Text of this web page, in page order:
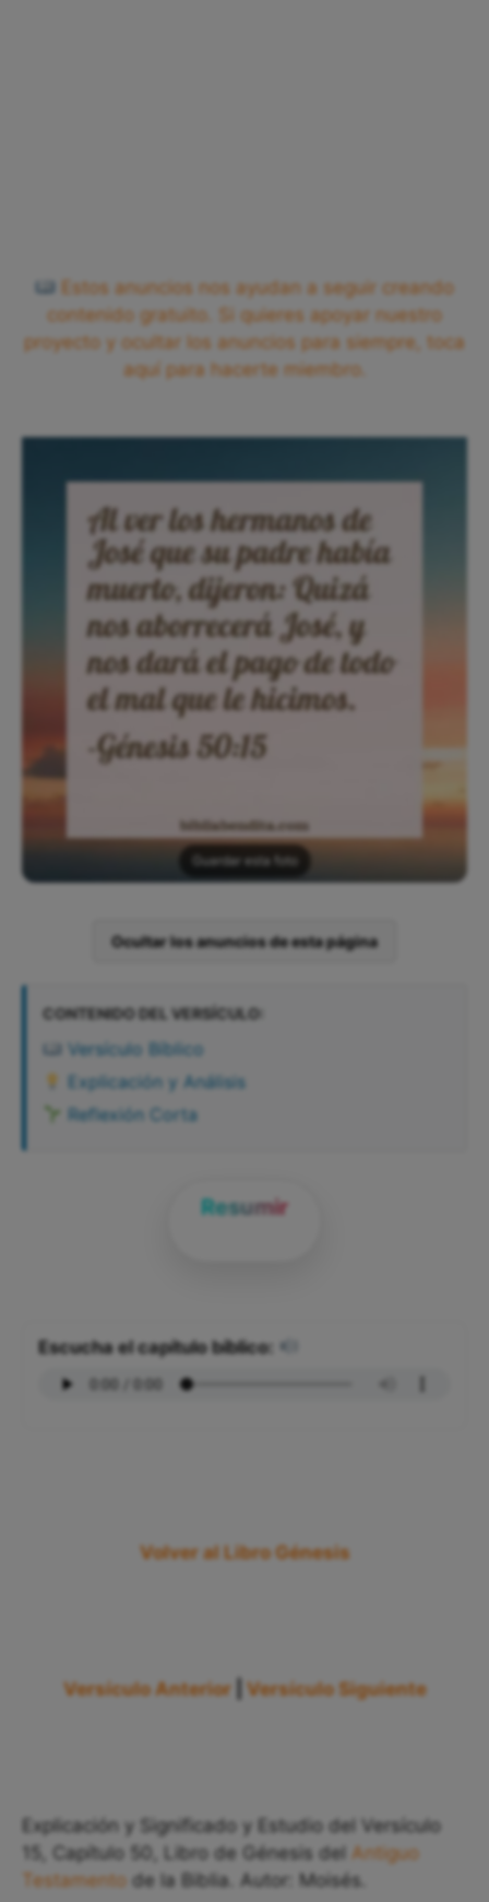
Estos anuncios nos ayudan a seguir creando
contenido gratuito. Si quieres apoyar nuestro
proyecto y ocultar los anuncios para siempre, toca
aquí para hacerte miembro.
Guardar esta foto
Ocultar los anuncios de esta página
CONTENIDO DEL VERSÍCULO:
Versículo Bíblico
Explicación y Análisis
Reflexión Corta
Resumir
Escucha el capítulo bíblico:
Volver al Libro Génesis
Versículo Anterior Versículo Siguiente
Explicación y Significado y Estudio del Versículo
15, Capítulo 50, Libro de Génesis del Antiguo
Testamento de la Biblia. Autor: Moisés.